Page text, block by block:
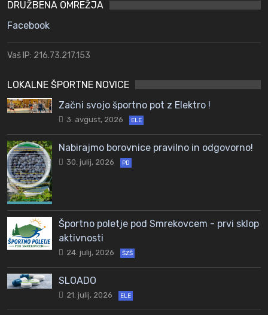
DRUŽBENA OMREŽJA
Facebook
Vaš IP: 216.73.217.153
LOKALNE ŠPORTNE NOVICE
Začni svojo športno pot z Elektro !
3. avgust, 2026 ELE
Nabirajmo borovnice pravilno in odgovorno!
30. julij, 2026 PD
Športno poletje pod Smrekovcem - prvi sklop
aktivnosti
24. julij, 2026 ŠZŠ
SLOADO
21. julij, 2026 ELE